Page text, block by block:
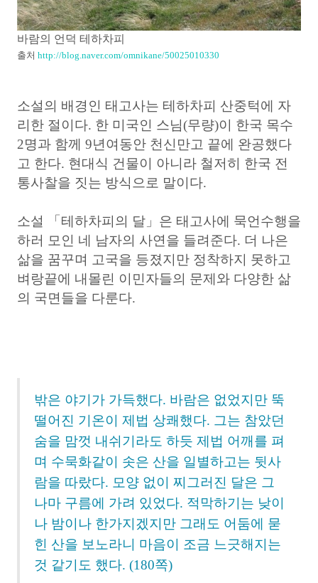
바람의 언덕 테하차피
출처 http://blog.naver.com/omnikane/50025010330
소설의 배경인 태고사는 테하차피 산중턱에 자
리한 절이다. 한 미국인 스님(무량)이 한국 목수
2명과 함께 9년여동안 천신만고 끝에 완공했다
고 한다. 현대식 건물이 아니라 철저히 한국 전
통사찰을 짓는 방식으로 말이다.
소설 「테하차피의 달」은 태고사에 묵언수행을
하러 모인 네 남자의 사연을 들려준다. 더 나은
삶을 꿈꾸며 고국을 등졌지만 정착하지 못하고
벼랑끝에 내몰린 이민자들의 문제와 다양한 삶
의 국면들을 다룬다.
밖은 야기가 가득했다. 바람은 없었지만 뚝
떨어진 기온이 제법 상쾌했다. 그는 참았던
숨을 맘껏 내쉬기라도 하듯 제법 어깨를 펴
며 수묵화같이 솟은 산을 일별하고는 뒷사
람을 따랐다. 모양 없이 찌그러진 달은 그
나마 구름에 가려 있었다. 적막하기는 낮이
나 밤이나 한가지겠지만 그래도 어둠에 묻
힌 산을 보노라니 마음이 조금 느긋해지는
것 같기도 했다. (180쪽)